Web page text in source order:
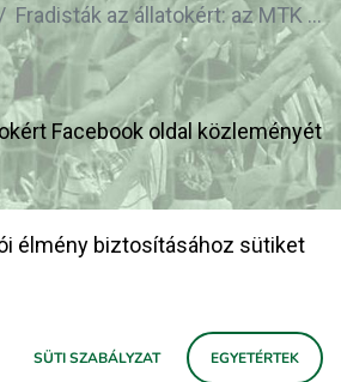
Fradisták az állatokért: az MTK elleni meccs napján találkozzunk az Erzsébet téren!
Facebook oldal közleményét
14 óráig az Állatvédelmi
nyitórendezvényén a Fradisták
élmény biztosításához sütiket
SÜTI SZABÁLYZAT EGYETÉRTEK